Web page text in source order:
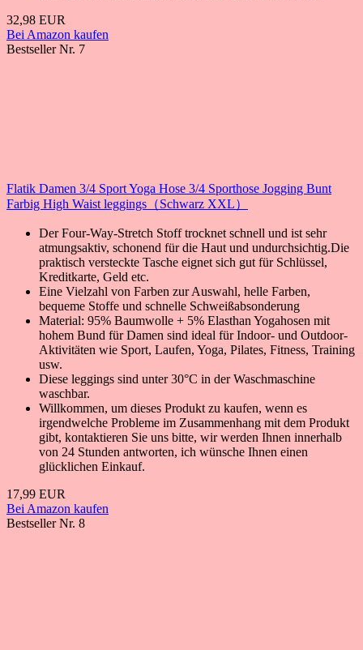
32,98 EUR
Bei Amazon kaufen
Bestseller Nr. 7
Flatik Damen 3/4 Sport Yoga Hose 3/4 Sporthose Jogging Bunt
Farbig High Waist leggings（Schwarz XXL）
Der Four-Way-Stretch Stoff trocknet schnell und ist sehr
atmungsaktiv, schonend für die Haut und undurchsichtig.Die
praktisch versteckte Tasche eignet sich gut für Schlüssel,
Kreditkarte, Geld etc.
Eine Vielzahl von Farben zur Auswahl, helle Farben,
bequeme Stoffe und schnelle Schweißabsonderung
Material: 95% Baumwolle + 5% Elasthan Yogahosen mit
hohem Bund für Damen sind ideal für Indoor- und Outdoor-
Aktivitäten wie Sport, Laufen, Yoga, Pilates, Fitness, Training
usw.
Diese leggings sind unter 30°C in der Waschmaschine
waschbar.
Willkommen, um dieses Produkt zu kaufen, wenn es
irgendwelche Probleme im Zusammenhang mit dem Produkt
gibt, kontaktieren Sie uns bitte, wir werden Ihnen innerhalb
von 24 Stunden antworten, ich wünsche Ihnen einen
glücklichen Einkauf.
17,99 EUR
Bei Amazon kaufen
Bestseller Nr. 8